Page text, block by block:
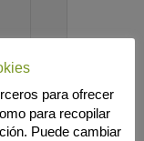
2027
para ofrecer
para recopilar
Puede cambiar